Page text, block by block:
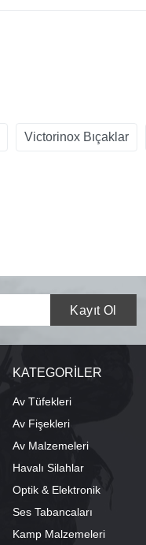
Victorinox Bıçaklar
KATEGORİLER
Av Tüfekleri
Av Fişekleri
Av Malzemeleri
Havalı Silahlar
Optik & Elektronik
Ses Tabancaları
Kamp Malzemeleri